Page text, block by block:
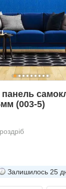
(003-5)
Залишилось 25